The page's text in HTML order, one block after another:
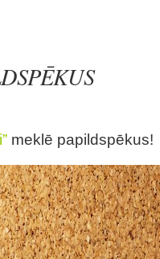
meklē papildspēkus!